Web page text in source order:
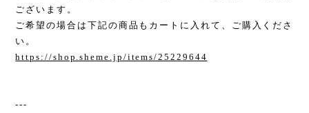
ございます。
ご希望の場合は下記の商品もカートに入れて、ご購入くださ
い。
https://shop.sheme.jp/items/25229644
---